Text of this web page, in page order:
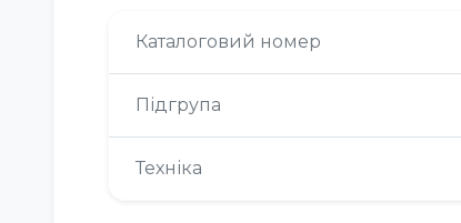
Каталоговий номер
Підгрупа
Техніка